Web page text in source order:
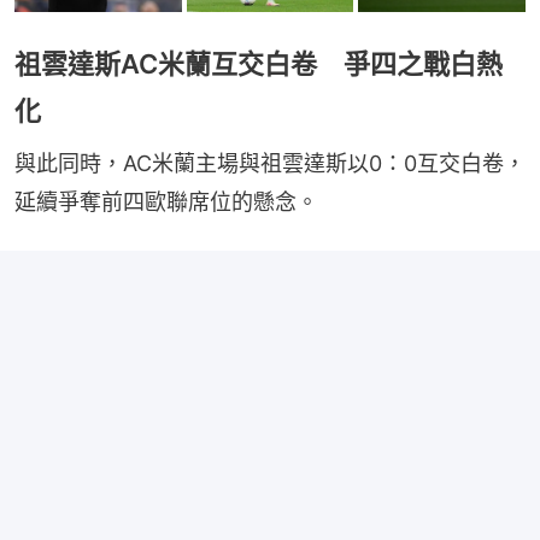
祖雲達斯AC米蘭互交白卷 爭四之戰白熱
化
與此同時，AC米蘭主場與祖雲達斯以0：0互交白卷，
延續爭奪前四歐聯席位的懸念。